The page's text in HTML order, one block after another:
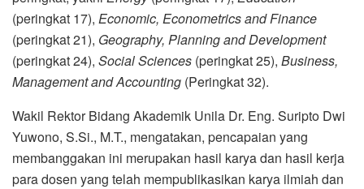
(peringkat 17), Economic, Econometrics and Finance
(peringkat 21), Geography, Planning and Development
(peringkat 24), Social Sciences (peringkat 25), Business,
Management and Accounting (Peringkat 32).
Wakil Rektor Bidang Akademik Unila Dr. Eng. Suripto Dwi
Yuwono, S.Si., M.T., mengatakan, pencapaian yang
membanggakan ini merupakan hasil karya dan hasil kerja
para dosen yang telah mempublikasikan karya ilmiah dan